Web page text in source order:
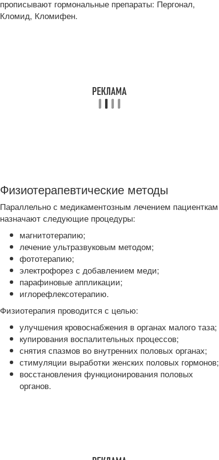
прописывают гормональные препараты: Пергонал,
Кломид, Кломифен.
Физиотерапевтические методы
Параллельно с медикаментозным лечением пациенткам
назначают следующие процедуры:
магнитотерапию;
лечение ультразвуковым методом;
фототерапию;
электрофорез с добавлением меди;
парафиновые аппликации;
иглорефлексотерапию.
Физиотерапия проводится с целью:
улучшения кровоснабжения в органах малого таза;
купирования воспалительных процессов;
снятия спазмов во внутренних половых органах;
стимуляции выработки женских половых гормонов;
восстановления функционирования половых
органов.